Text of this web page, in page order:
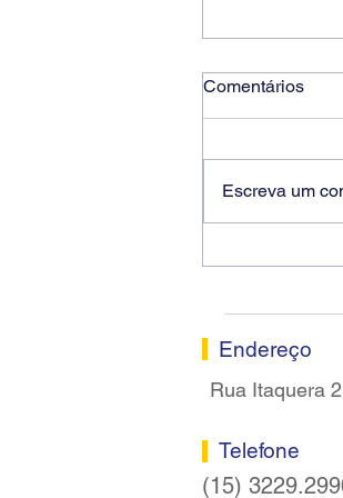
Comentários
Escreva um
Endereço
Rua Itaquera
Telefone
(15)